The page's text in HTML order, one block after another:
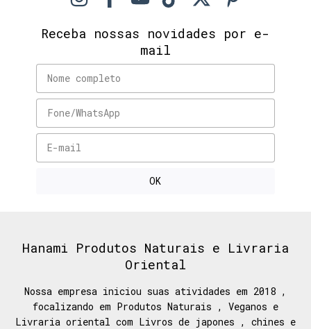
Receba nossas novidades por e-
mail
Hanami Produtos Naturais e Livraria
Oriental
Nossa empresa iniciou suas atividades em 2018 ,
focalizando em Produtos Naturais , Veganos e
Livraria oriental com Livros de japones , chines e